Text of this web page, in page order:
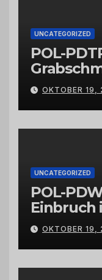
UNCATEGORIZED
POL-
OKTOBER 19,
UNCATEGORIZED
POL-
Einbruch
Wittlich
OKTOBER 19,